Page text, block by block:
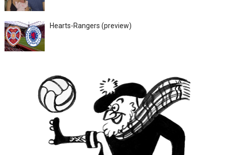
Hearts-Rangers (preview)